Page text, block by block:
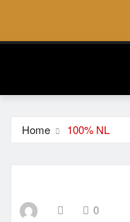
Home 100% NL
0